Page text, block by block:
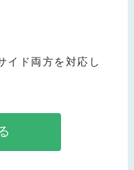
イド両方を対応し